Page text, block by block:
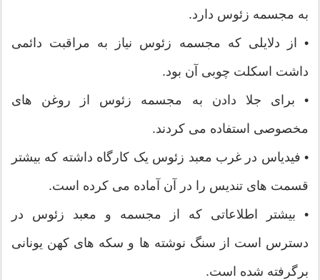
به مجسمه زئوس دارد.
• از دلایلی که مجسمه زئوس نیاز به مراقبت دائمی
داشت اسکلت چوبی آن بود.
• برای جلا دادن به مجسمه زئوس از روغن های
مخصوصی استفاده می کردند.
• فیدیاس در غرب معبد زئوس یک کارگاه داشته که بیشتر
قسمت های تندیس را در آن آماده می کرده است.
• بیشتر اطلاعاتی که از مجسمه و معبد زئوس در
دسترس است از سنگ نوشته ها و سکه های کهن یونانی
برگرفته شده است.